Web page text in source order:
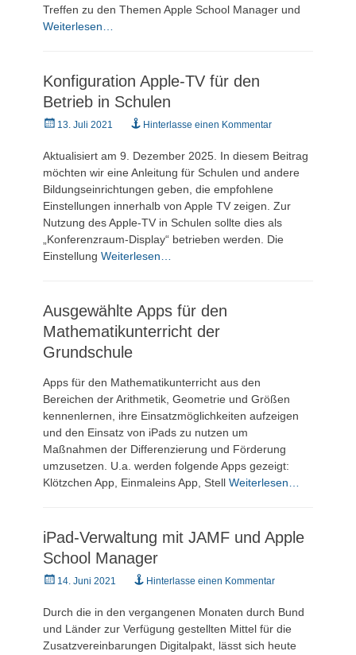
Treffen zu den Themen Apple School Manager und
Weiterlesen…
Konfiguration Apple-TV für den
Betrieb in Schulen
Veröffentlicht
13. Juli 2021 Hinterlasse einen Kommentar
Aktualisiert am 9. Dezember 2025. In diesem Beitrag
möchten wir eine Anleitung für Schulen und andere
Bildungseinrichtungen geben, die empfohlene
Einstellungen innerhalb von Apple TV zeigen. Zur
Nutzung des Apple-TV in Schulen sollte dies als
„Konferenzraum-Display“ betrieben werden. Die
Einstellung Weiterlesen…
Ausgewählte Apps für den
Mathematikunterricht der
Grundschule
Apps für den Mathematikunterricht aus den
Bereichen der Arithmetik, Geometrie und Größen
kennenlernen, ihre Einsatzmöglichkeiten aufzeigen
und den Einsatz von iPads zu nutzen um
Maßnahmen der Differenzierung und Förderung
umzusetzen. U.a. werden folgende Apps gezeigt:
Klötzchen App, Einmaleins App, Stell Weiterlesen…
iPad-Verwaltung mit JAMF und Apple
School Manager
Veröffentlicht
14. Juni 2021 Hinterlasse einen Kommentar
Durch die in den vergangenen Monaten durch Bund
und Länder zur Verfügung gestellten Mittel für die
Zusatzvereinbarungen Digitalpakt, lässt sich heute